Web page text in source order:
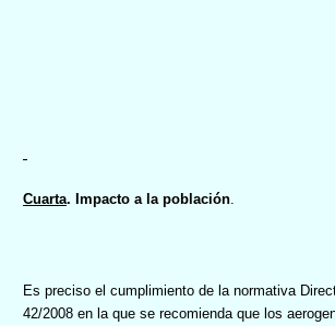
Cuarta. Impacto a la población
Es preciso el cumplimiento de la normativa
42/2008 en la que se recomienda que los